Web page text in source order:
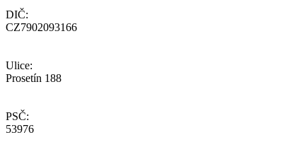
DIČ:
CZ7902093166
Ulice:
Prosetín 188
PSČ:
53976